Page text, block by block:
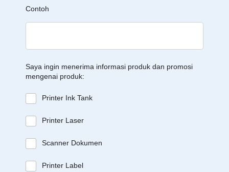
Contoh
Saya ingin menerima informasi produk dan promosi
mengenai produk:
Printer Ink Tank
Printer Laser
Scanner Dokumen
Printer Label